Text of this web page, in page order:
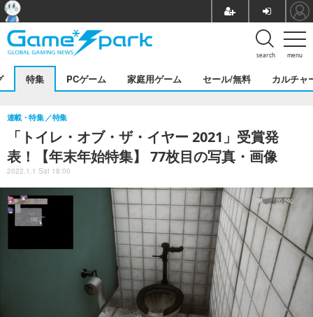
menu
search
特集 PCゲーム 家庭用ゲーム セール/無料 カルチャ
「トイレ・オブ・ザ・イヤー 2021」受賞発
表！【年末年始特集】 77枚目の写真・画像
連載・特集 特集
2022.1.1 Sat 18:00